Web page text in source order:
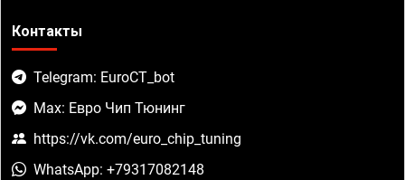
Контакты
Telegram: EuroCT_bot
Max: Евро Чип Тюнинг
https://vk.com/euro_chip_tuning
WhatsApp: +79317082148